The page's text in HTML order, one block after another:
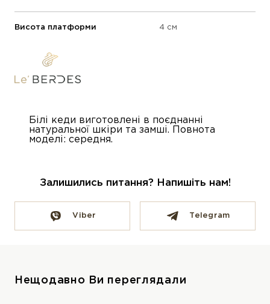
Висота платформи 4 см
Білі кеди виготовлені в поєднанні
натуральної шкіри та замші. Повнота
моделі: середня.
Залишились питання? Напишіть нам!
Viber Telegram
Нещодавно Ви переглядали